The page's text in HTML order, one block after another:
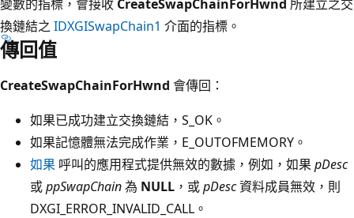
變數的指標，會接收 CreateSwapChainForHwnd 所建立之交
換鏈結之IDXGISwapChain1 介面的指標。
傳回值
CreateSwapChainForHwnd 會傳回：
如果已成功建立交換鏈結，S_OK。
如果記憶體無法完成作業，E_OUTOFMEMORY。
如果 呼叫的應用程式提供無效的數據，例如，如果 pDesc
或ppSwapChain為 NULL ，或pDesc資料成員無效，則
DXGI_ERROR_INVALID_CALL。